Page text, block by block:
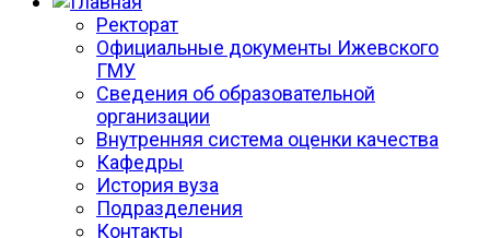
Ректорат
Официальные документы Ижевского
ГМУ
Сведения об образовательной
организации
Внутренняя система оценки качества
Кафедры
История вуза
Подразделения
Контакты